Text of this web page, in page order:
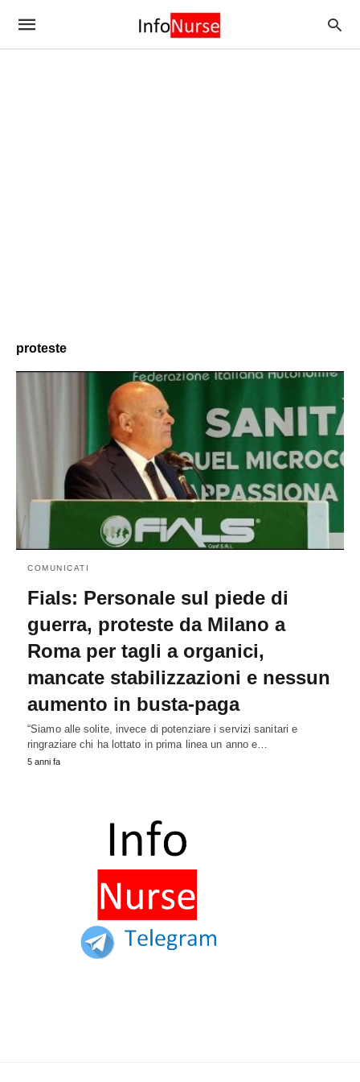
proteste
COMUNICATI
Fials: Personale sul piede di
guerra, proteste da Milano a
Roma per tagli a organici,
mancate stabilizzazioni e nessun
aumento in busta-paga
“Siamo alle solite, invece di potenziare i servizi sanitari e
ringraziare chi ha lottato in prima linea un anno e…
5 anni fa